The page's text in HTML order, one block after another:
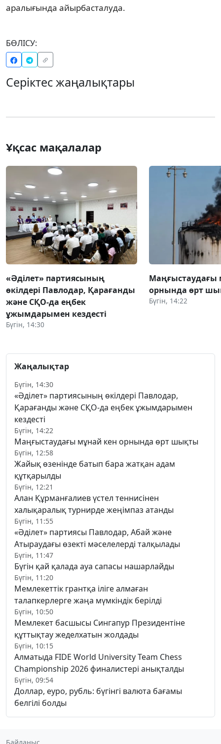
аралығында айырбасталуда.
БӨЛІСУ:
Серіктес жаңалықтары
Ұқсас мақалалар
«Әділет» партиясының
өкілдері Павлодар, Қарағанды
және СҚО-да еңбек
ұжымдарымен кездесті
Бүгін, 14:30
Маңғыстаудағы
орнында өрт
Бүгін, 14:22
Жаңалықтар
Бүгін, 14:30
«Әділет» партиясының өкілдері Павлодар,
Қарағанды және СҚО-да еңбек ұжымдарымен
кездесті
Бүгін, 14:22
Маңғыстаудағы мұнай кен орнында өрт шықты
Бүгін, 12:58
Жайық өзенінде батып бара жатқан адам
құтқарылды
Бүгін, 12:21
Алан Құрманғалиев үстел теннисінен
халықаралық турнирде жеңімпаз атанды
Бүгін, 11:55
«Әділет» партиясы Павлодар, Абай және
Атыраудағы өзекті мәселелерді талқылады
Бүгін, 11:47
Бүгін қай қалада ауа сапасы нашарлайды
Бүгін, 11:20
Мемлекеттік грантқа іліге алмаған
талапкерлерге жаңа мүмкіндік берілді
Бүгін, 10:50
Мемлекет басшысы Сингапур Президентіне
құттықтау жеделхатын жолдады
Бүгін, 10:15
Алматыда FIDE World University Team Chess
Championship 2026 финалистері анықталды
Бүгін, 09:54
Доллар, еуро, рубль: бүгінгі валюта бағамы
белгілі болды